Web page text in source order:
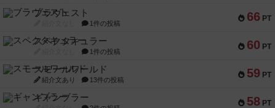
66 PT
ブラヴェスト
1件の投稿
60 PT
スペクタキュラー
1件の投稿
59 PT
スモールワールド
紹介文あり 13件の投稿
58 PT
ギャンブラー